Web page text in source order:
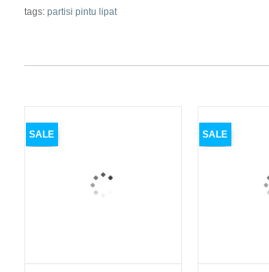
tags: partisi pintu lipat
SALE SALE